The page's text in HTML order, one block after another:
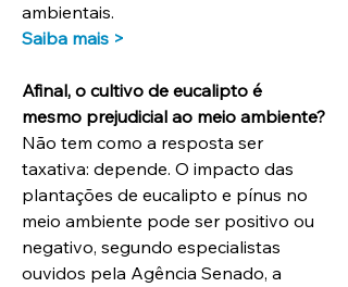
ambientais.
Saiba mais >
Afinal, o cultivo de eucalipto é
mesmo prejudicial ao meio ambiente?
Não tem como a resposta ser
taxativa: depende. O impacto das
plantações de eucalipto e pínus no
meio ambiente pode ser positivo ou
negativo, segundo especialistas
ouvidos pela Agência Senado, a